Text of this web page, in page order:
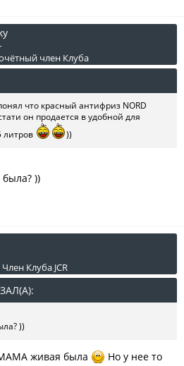
член Клуба
что красный антифриз NORD
он продается в удобной для
литров
))
))
Член Клуба JCR
))
живая была
Но у нее то